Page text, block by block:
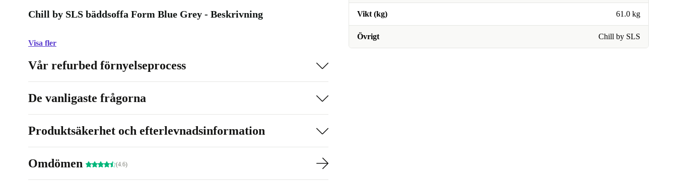
Vikt (kg) 61.0 kg
Övrigt Chill by SLS
Chill by SLS bäddsoffa Form Blue Grey - Beskrivning
Visa fler
Vår refurbed förnyelseprocess
De vanligaste frågorna
Produktsäkerhet och efterlevnadsinformation
Omdömen (4.6)